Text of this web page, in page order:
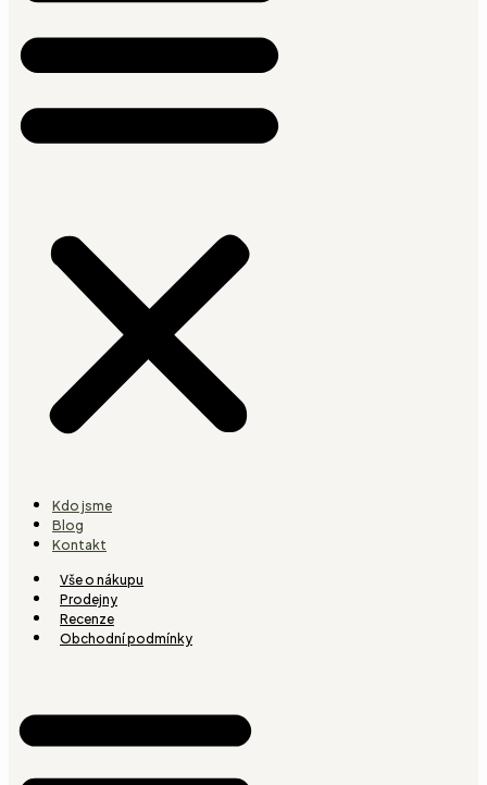
Kdo jsme
Blog
Kontakt
Vše o nákupu
Prodejny
Recenze
Obchodní podmínky